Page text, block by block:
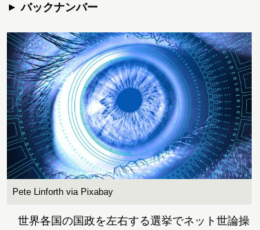
バックナンバー
Pete Linforth via Pixabay
世界各国の国政を左右する選挙でネット世論操